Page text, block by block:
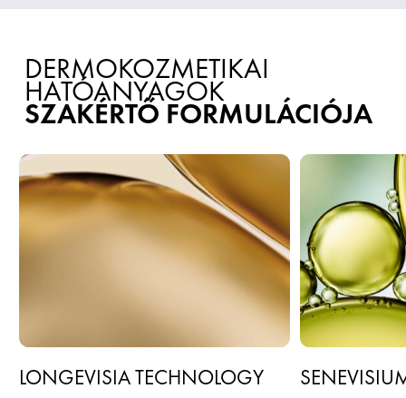
DERMOKOZMETIKAI
HATÓANYAGOK
SZAKÉRTŐ FORMULÁCIÓJA
LONGEVISIA TECHNOLOGY